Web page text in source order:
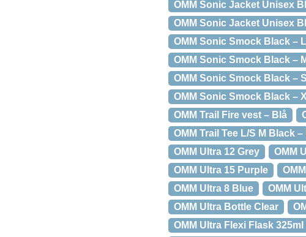
OMM Sonic Jacket Unisex
OMM Sonic Jacket Unisex
OMM Sonic Smock Black –
OMM Sonic Smock Black –
OMM Sonic Smock Black –
OMM Sonic Smock Black –
OMM Trail Fire vest – Blå
OMM Trail Tee L/S M Black –
OMM Ultra 12 Grey
OMM
OMM Ultra 15 Purple
OMM Ultra 8 Blue
OMM
OMM Ultra Bottle Clear
OMM Ultra Flexi Flask